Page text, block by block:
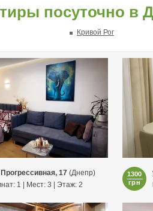
посуточно в
Кривой Рог
17 (Днепр)
1 | Мест: 3 | Этаж: 2
1300
грн